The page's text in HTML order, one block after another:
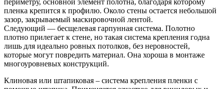
периметру, основной элемент полотна, благодаря которому
пленка крепится к профилю. Около стены остается небольшой
зазор, закрываемый маскировочной лентой.
Следующий — бесщелевая гарпунная система. Полотно
плотно прилегает к стене, но такая система крепления годна
лишь для идеально ровных потолков, без неровностей,
которые могут повредить материал. Она хороша в монтаже
многоуровневых конструкций.
Клиновая или штапиковая – система крепления пленки с